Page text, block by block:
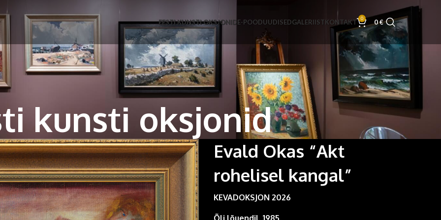
EESTI KUNSTI OKSJONIDE-POODUUDISEDGALERIISTKONTAKT 0 0€
kunsti oksjonid
Evald Okas “Akt
rohelisel kangal”
KEVADOKSJON 2026